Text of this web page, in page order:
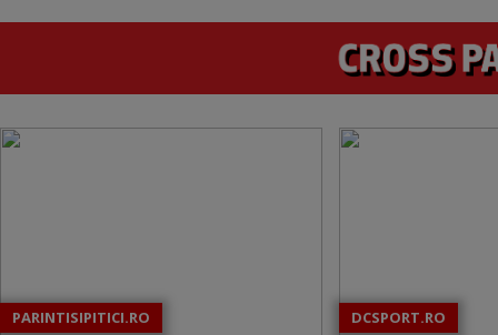
PARINTISIPITICI.RO DCSPORT.RO